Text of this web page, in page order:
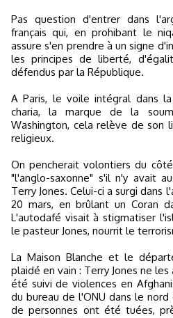
Pas question d'entrer dans
français qui, en prohibant le
assure s'en prendre à un signe
les principes de liberté,
défendus par la République.
A Paris, le voile intégral dans
charia, la marque de la
Washington, cela relève de son
religieux.
On pencherait volontiers du
"l'anglo-saxonne" s'il n'y avait
Terry Jones. Celui-ci a surgi dans
20 mars, en brûlant un Coran
L'autodafé visait à stigmatiser
le pasteur Jones, nourrit le
La Maison Blanche et le
plaidé en vain : Terry Jones ne
été suivi de violences en
du bureau de l'ONU dans le nord
de personnes ont été tuées,